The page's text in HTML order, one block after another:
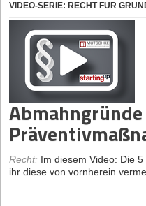
VIDEO-SERIE: RECHT FÜR
Recht: Im diesem Video: Die
ihr diese von vornherein